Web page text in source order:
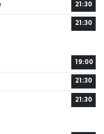
21:30
21:30
19:00
21:30
21:30